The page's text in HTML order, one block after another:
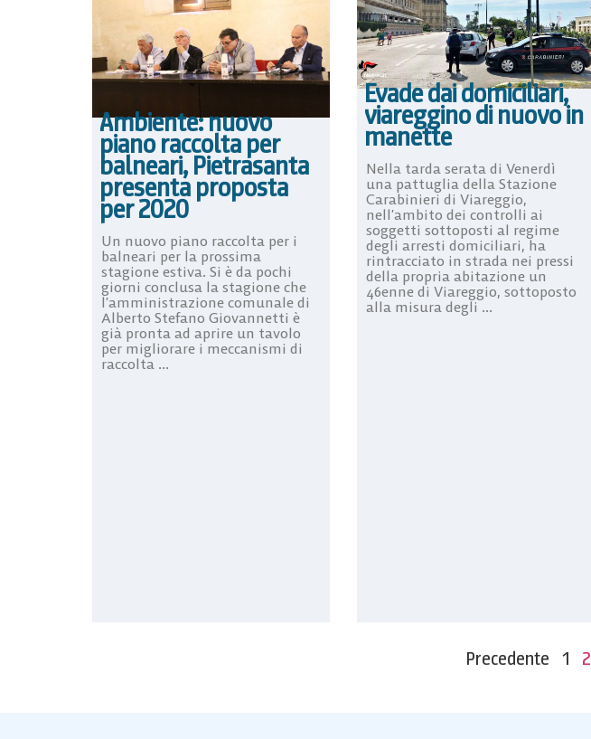
Ambiente: nuovo
piano raccolta per
balneari, Pietrasanta
presenta proposta
per 2020
Un nuovo piano raccolta per i
balneari per la prossima
stagione estiva. Si è da pochi
giorni conclusa la stagione che
l’amministrazione comunale di
Alberto Stefano Giovannetti è
già pronta ad aprire un tavolo
per migliorare i meccanismi di
raccolta ...
Evade dai domiciliari,
viareggino di nuovo in
manette
Nella tarda serata di Venerdì
una pattuglia della Stazione
Carabinieri di Viareggio,
nell’ambito dei controlli ai
soggetti sottoposti al regime
degli arresti domiciliari, ha
rintracciato in strada nei pressi
della propria abitazione un
46enne di Viareggio, sottoposto
alla misura degli ...
Precedente 1 2